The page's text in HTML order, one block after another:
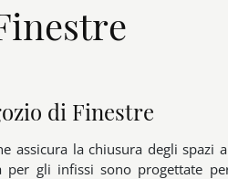
di Finestre
assicura la chiusura degli
per gli infissi sono progettate